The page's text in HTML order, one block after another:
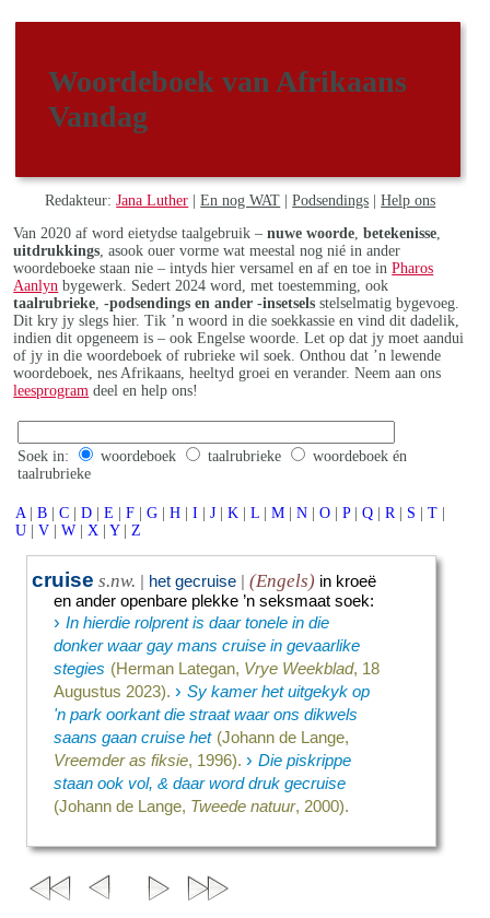
Woordeboek van Afrikaans
Vandag
Redakteur:Jana Luther |En nog WAT |Podsendings |Help ons
Van 2020 af word eietydse taalgebruik –nuwe woorde ,betekenisse
uitdrukkings , asook ouer vorme wat meestal nog nié in ander
woordeboeke staan nie – intyds hier versamel en af en toe inPharos
Aanlyn bygewerk. Sedert 2024 word, met toestemming, ook
taalrubrieke ,-podsendings en ander -insetsels stelselmatig bygevoeg.
Dit kry jy slegs hier. Tik ’n woord in die soekkassie en vind dit dadelik,
indien dit opgeneem is – ook Engelse woorde. Let op dat jy moet aandui
of jy in die woordeboek of rubrieke wil soek. Onthou dat ’n lewende
woordeboek, nes Afrikaans, heeltyd groei en verander. Neem aan ons
leesprogram deel en help ons!
Soek in: woordeboek taalrubrieke
woordeboek én
taalrubrieke
A | B | C | D | E | F | G | H | I | J | K | L | M | N | O | P | Q | R | S | T |
U | V | W | X | Y | Z
cruise s.nw. | het gecruise | (Engels) in kroeë
en ander openbare plekke ’n seksmaat soek:
› In hierdie rolprent is daar tonele in die
donker waar gay mans cruise in gevaarlike
stegies (Herman Lategan, Vrye Weekblad, 18
Augustus 2023). › Sy kamer het uitgekyk op
'n park oorkant die straat waar ons dikwels
saans gaan cruise het (Johann de Lange,
Vreemder as fiksie, 1996). › Die piskrippe
staan ook vol, & daar word druk gecruise
(Johann de Lange, Tweede natuur, 2000).